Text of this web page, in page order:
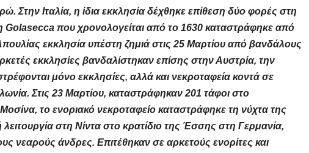
Στην Ιταλία, η ίδια εκκλησία δέχθηκε επίθεση δύο φορές στη
Golasecca που χρονολογείται από το 1630 καταστράφηκε από
εκκλησία υπέστη ζημιά στις 25 Μαρτίου από βανδάλους
εκκλησίες βανδαλίστηκαν επίσης στην Αυστρία, την
μόνο εκκλησίες, αλλά και νεκροταφεία κοντά σε
Στις 23 Μαρτίου, καταστράφηκαν 201 τάφοι στο
το ενοριακό νεκροταφείο καταστράφηκε τη νύχτα της
στη Νίντα στο κρατίδιο της Έσσης στη Γερμανία,
νεαρούς άνδρες. Επιτέθηκαν σε αρκετούς ενορίτες και